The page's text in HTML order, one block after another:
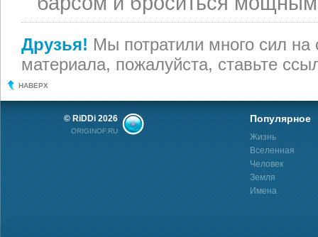
Друзья! Мы потратили много сил на
материала, пожалуйста, ставьте
НАВЕРХ
© RiDDi 2026
ORIGINOF.RU
Популярное
Жизнь
Вселенная
Человек
Земля
Имена